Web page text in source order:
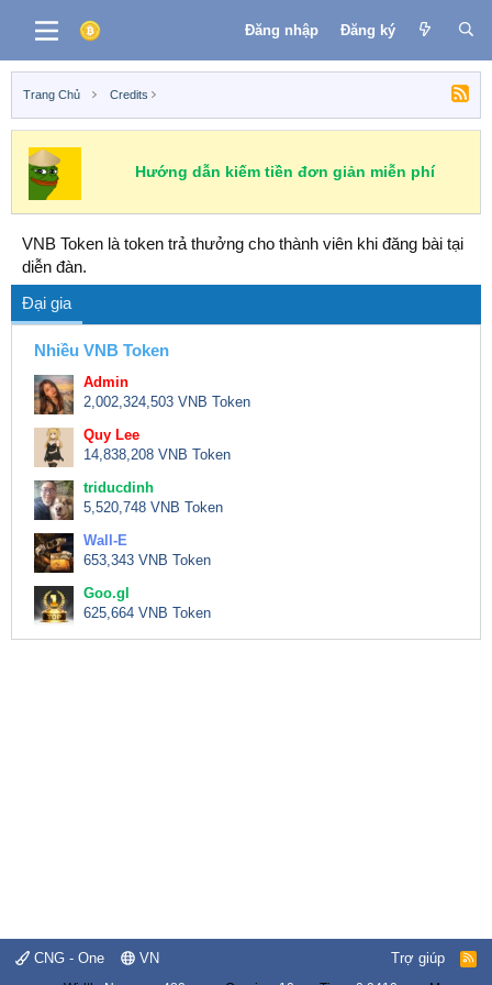
Đăng nhập Đăng ký
Trang Chủ Credits
Hướng dẫn kiếm tiền đơn giản miễn phí
VNB Token là token trả thưởng cho thành viên khi đăng bài tại
diễn đàn.
Đại gia
Nhiều VNB Token
Admin
2,002,324,503 VNB Token
Quy Lee
14,838,208 VNB Token
triducdinh
5,520,748 VNB Token
Wall-E
653,343 VNB Token
Goo.gl
625,664 VNB Token
CNG - One VN Trợ giúp
R